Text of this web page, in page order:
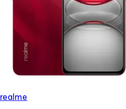
realme